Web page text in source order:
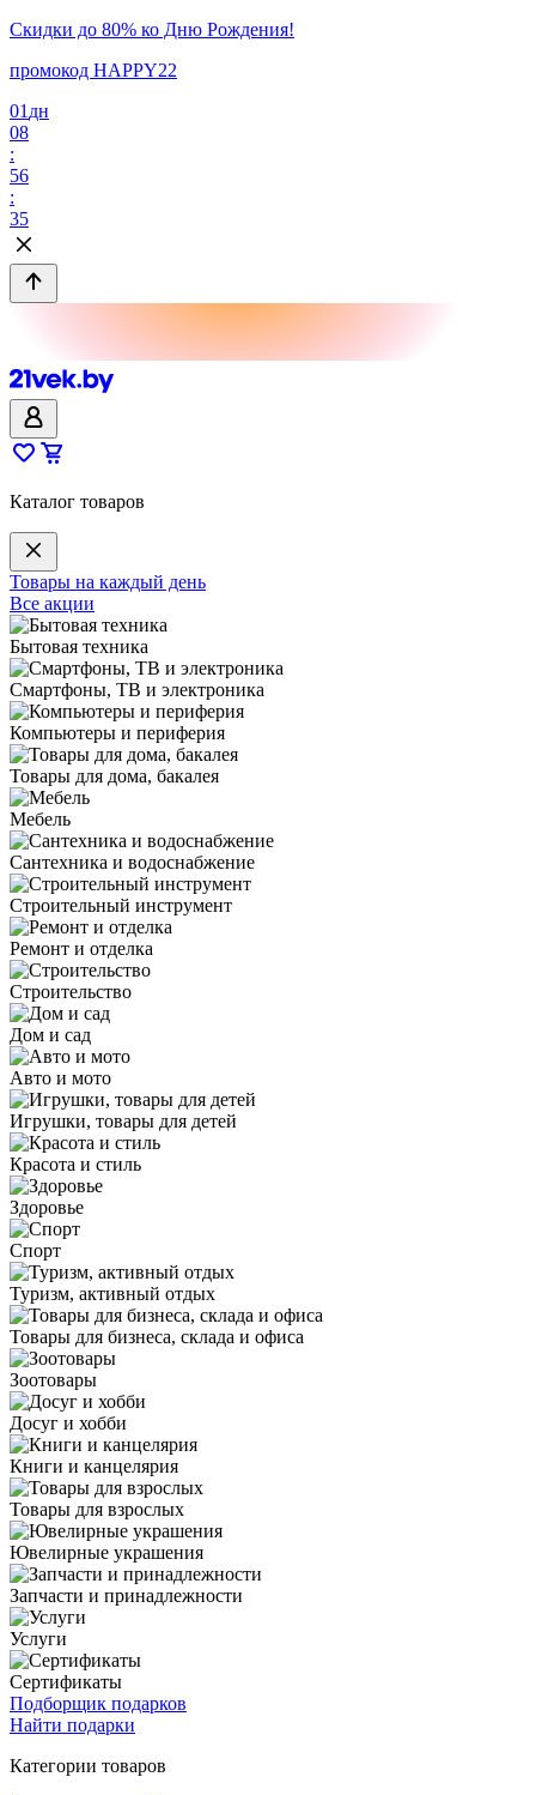
Скидки до 80% ко Дню Рождения!
промокод HAPPY22
01 дн
08
:
56
:
35
Каталог товаров
Товары на каждый день
Все акции
Бытовая техника
Смартфоны, ТВ и электроника
Компьютеры и периферия
Товары для дома, бакалея
Мебель
Сантехника и водоснабжение
Строительный инструмент
Ремонт и отделка
Строительство
Дом и сад
Авто и мото
Игрушки, товары для детей
Красота и стиль
Здоровье
Спорт
Туризм, активный отдых
Товары для бизнеса, склада и офиса
Зоотовары
Досуг и хобби
Книги и канцелярия
Товары для взрослых
Ювелирные украшения
Запчасти и принадлежности
Услуги
Сертификаты
Подборщик подарков
Найти подарки
Категории товаров